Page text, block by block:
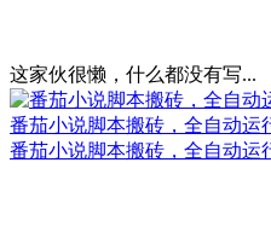
这家伙很懒，什么都没有写...
番茄小说脚本搬砖，全自动运
番茄小说脚本搬砖，全自动运